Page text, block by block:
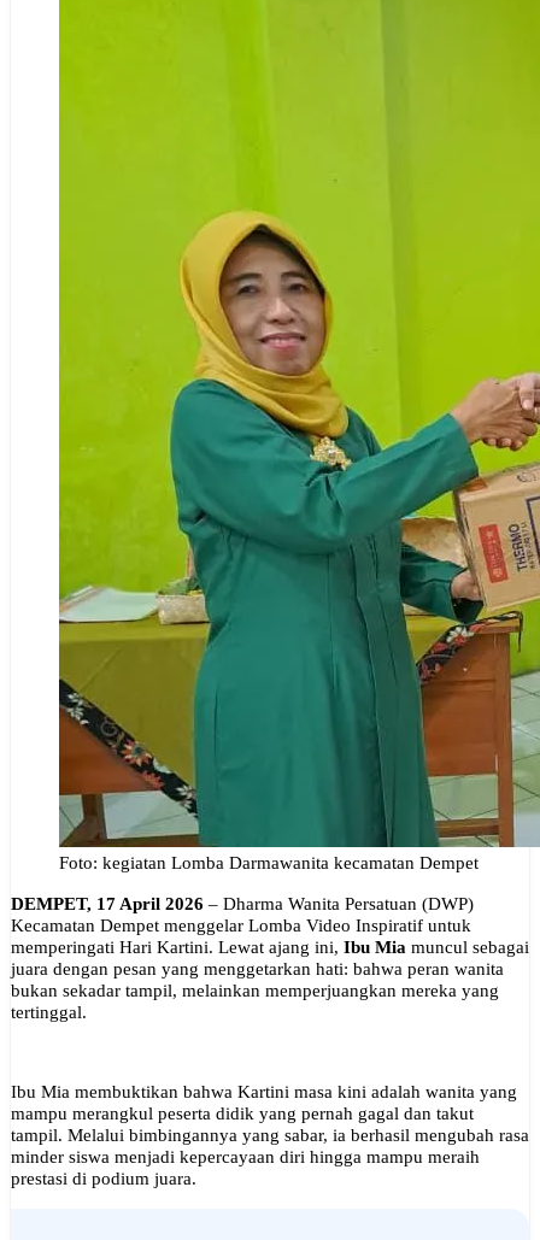
Foto: kegiatan Lomba Darmawanita kecamatan Dempet
DEMPET, 17 April 2026 – Dharma Wanita Persatuan (DWP)
Kecamatan Dempet menggelar Lomba Video Inspiratif untuk
memperingati Hari Kartini. Lewat ajang ini, Ibu Mia muncul sebagai
juara dengan pesan yang menggetarkan hati: bahwa peran wanita
bukan sekadar tampil, melainkan memperjuangkan mereka yang
tertinggal.
Ibu Mia membuktikan bahwa Kartini masa kini adalah wanita yang
mampu merangkul peserta didik yang pernah gagal dan takut
tampil. Melalui bimbingannya yang sabar, ia berhasil mengubah rasa
minder siswa menjadi kepercayaan diri hingga mampu meraih
prestasi di podium juara.